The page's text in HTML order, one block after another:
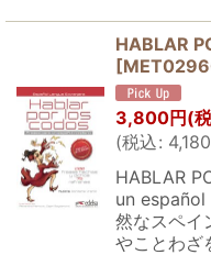
HABLAR
[
3,800円(
(税込: 4,180
HABLAR
un español
然なスペイ
やことわざ